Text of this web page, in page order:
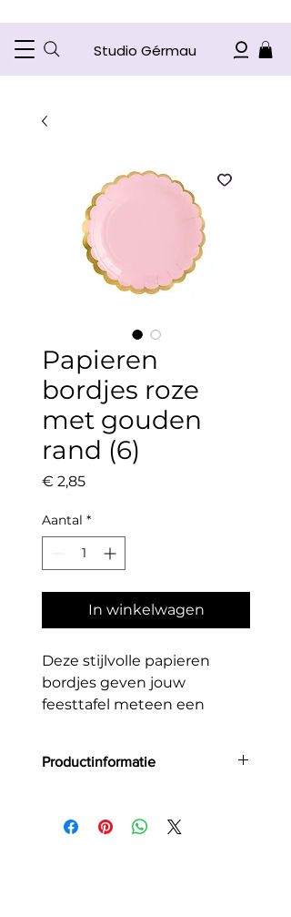
Studio Gérmau
Papieren
bordjes roze
met gouden
rand (6)
€ 2,85Prijs
Aantal *
In winkelwagen
Deze stijlvolle papieren
bordjes geven jouw
feesttafel meteen een
gecombineerd met de
Ideaal voor verjaardagen,
Productinformatie
Kleur: Roze met goudfolie
accenten